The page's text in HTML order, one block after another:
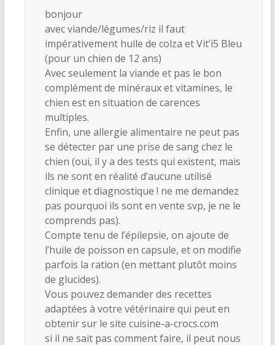
bonjour
avec viande/légumes/riz il faut
impérativement huile de colza et Vit’i5 Bleu
(pour un chien de 12 ans)
Avec seulement la viande et pas le bon
complément de minéraux et vitamines, le
chien est en situation de carences
multiples.
Enfin, une allergie alimentaire ne peut pas
se détecter par une prise de sang chez le
chien (oui, il y a des tests qui existent, mais
ils ne sont en réalité d’aucune utilisé
clinique et diagnostique ! ne me demandez
pas pourquoi ils sont en vente svp, je ne le
comprends pas).
Compte tenu de l’épilepsie, on ajoute de
l’huile de poisson en capsule, et on modifie
parfois la ration (en mettant plutôt moins
de glucides).
Vous pouvez demander des recettes
adaptées à votre vétérinaire qui peut en
obtenir sur le site cuisine-a-crocs.com
si il ne sait pas comment faire, il peut nous